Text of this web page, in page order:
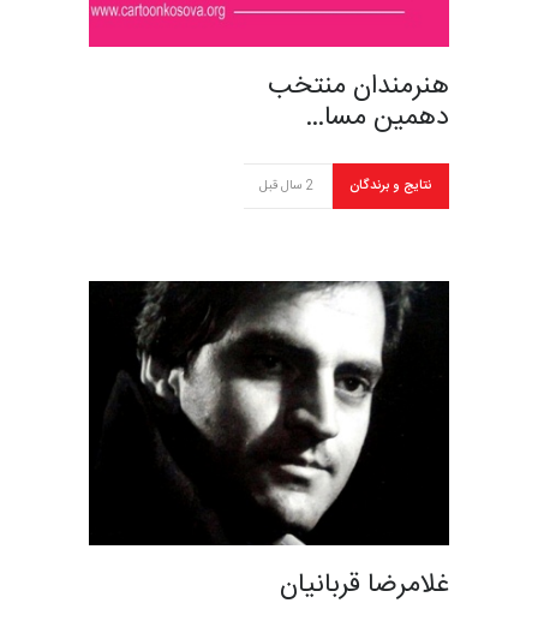
هنرمندان منتخب
دهمین مسا…
نتایج و برندگان 2 سال قبل
غلامرضا قربانیان